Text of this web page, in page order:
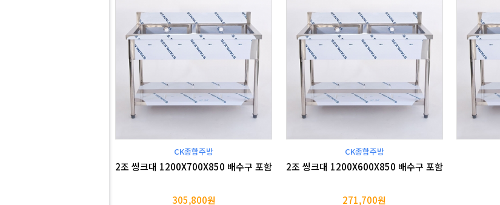
CK종합주방
2조 씽크대 1200X700X850 배수구 포함
305,800원
CK종합주방
2조 씽크대 1200X600X850 배수구 포함
271,700원